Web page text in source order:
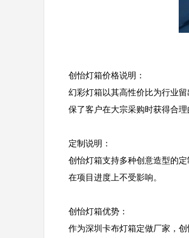
创怡灯箱价格说明：
幻彩灯箱以其高性价比为行业
保了客户在大宗采购时获得合理
定制说明：
创怡灯箱支持多种创意造型的
在项目进度上不受影响。
创怡灯箱优势：
作为深圳卡布灯箱定做厂家，